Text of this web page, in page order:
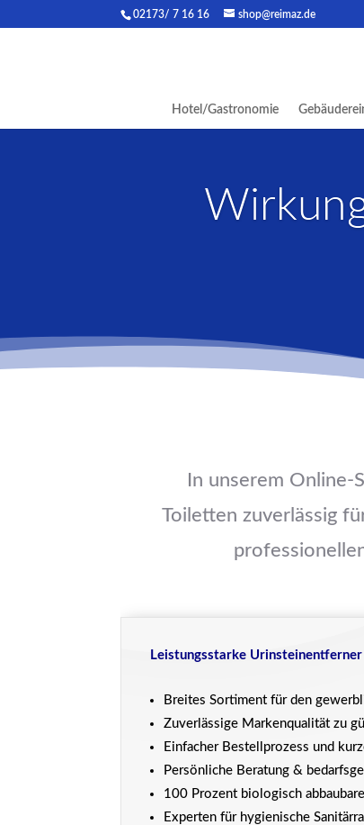
02173/ 7 16 16 shop@reimaz.de
Hotel/Gastronomie
In unserem
Toiletten zuverlässig
Leistungsstarke
Breites Sortiment für den
Zuverlässige Markenqualität zu
Einfacher Bestellprozess und
Persönliche Beratung &
100 Prozent biologisch
Experten für hygienische